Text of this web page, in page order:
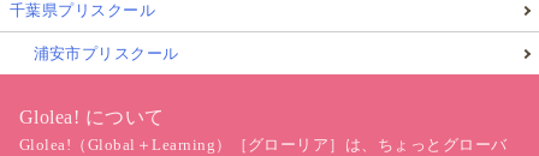
千葉県プリスクール
浦安市プリスクール
Glolea! について
Glolea!（Global＋Learning）［グローリア］は、ちょっとグローバ